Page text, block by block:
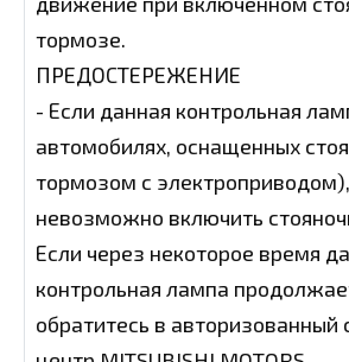
тормозе.
ПРЕДОСТЕРЕЖЕНИЕ
- Если данная контрольная
автомобилях, оснащенных
тормозом с
невозможно включить
Если через некоторое время
контрольная лампа
обратитесь в авторизованный